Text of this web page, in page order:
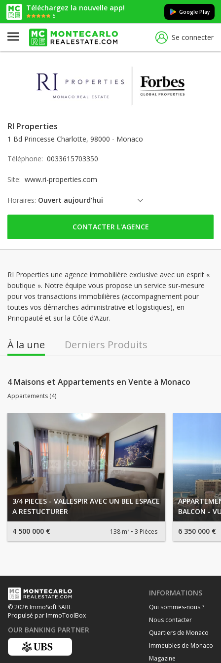
Téléchargez la nouvelle app!
5
Google Play
Se connecter
RI Properties
1 Bd Princesse Charlotte, 98000 - Monaco
Téléphone: 0033615703350
Site: www.ri-properties.com
Horaires: Ouvert aujourd'hui
vendredi: ouvert
samedi: Fermé
mardi: ouvert
mercredi: ouvert
jeudi: ouvert
CONTACTER L'AGENCE
RI Properties une agence immobilière exclusive avec un esprit «
boutique ». Notre équipe vous propose un service sur-mesure
pour vos transactions immobilières (accompagnement pour
toutes vos démarches administrative et logistiques), en
Principauté et sur la Côte d’Azur.
À la une Derniers Produits
4 Maisons et Appartements en Vente à Monaco
Appartements (4)
3/4 PIECES - VALLESPIR AVEC UN BEL ESPACE
A RESTUCTURER
4 500 000 € 138 m² 3 Pièces
BALCON -
6 350 000 €
© 2026 ImmoSoft SARL
Propulsé par ImmoToolBox
OUR BANKING PARTNER
INFORMATIONS
Qui sommes-nous ?
Nous contacter
Quartiers de Monaco
Immeubles de Monaco
Magazine